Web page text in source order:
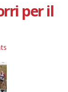
per il